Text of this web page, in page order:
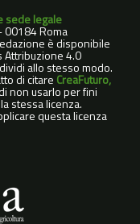
sede legale
00184 Roma
è disponibile
Attribuzione 4.0
allo stesso modo.
di citare CreaFuturo,
non usarlo per fini
stessa licenza.
questa licenza